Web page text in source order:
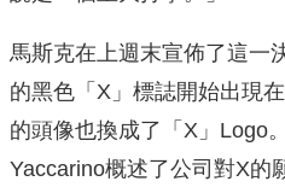
馬斯克在上週末宣佈了這一
的黑色「X」標誌開始出現
的頭像也換成了「X」Logo
Yaccarino概述了公司對X的